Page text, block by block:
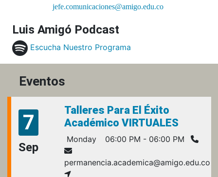
jefe.comunicaciones@amigo.edu.co
Luis Amigó Podcast
Escucha Nuestro Programa
Eventos
7
Sep
Talleres Para El Éxito
Académico VIRTUALES
Monday 06:00 PM - 06:00 PM
permanencia.academica@amigo.edu.co